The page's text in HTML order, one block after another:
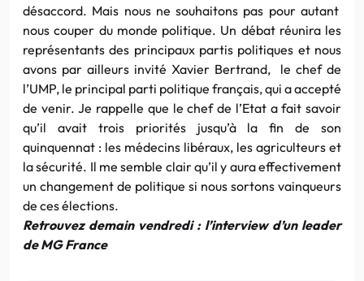
désaccord. Mais nous ne souhaitons pas pour autant
nous couper du monde politique. Un débat réunira les
représentants des principaux partis politiques et nous
avons par ailleurs invité Xavier Bertrand, le chef de
l’UMP, le principal parti politique français, qui a accepté
de venir. Je rappelle que le chef de l’Etat a fait savoir
qu’il avait trois priorités jusqu’à la fin de son
quinquennat : les médecins libéraux, les agriculteurs et
la sécurité. Il me semble clair qu’il y aura effectivement
un changement de politique si nous sortons vainqueurs
de ces élections.
Retrouvez demain vendredi : l’interview d’un leader
de MG France